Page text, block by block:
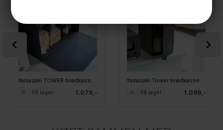
1.079,-
På lager 1.099,-
På lager